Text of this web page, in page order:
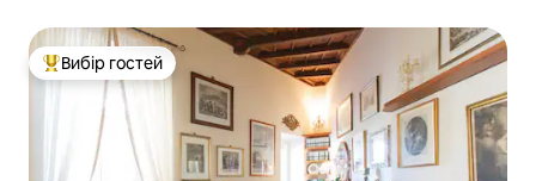
Топ вибір гостей
Вибір гостей